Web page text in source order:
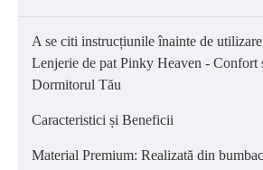
A se citi instrucțiunile înainte de utilizare
Lenjerie de pat Pinky Heaven - Confort
Dormitorul Tău
Caracteristici și Beneficii
Material Premium: Realizată din